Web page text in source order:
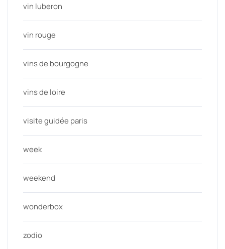
vin luberon
vin rouge
vins de bourgogne
vins de loire
visite guidée paris
week
weekend
wonderbox
zodio